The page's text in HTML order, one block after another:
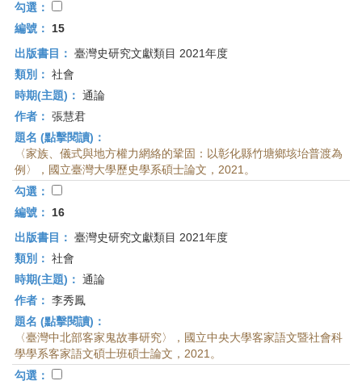
勾選：
編號：
15
出版書目： 臺灣史研究文獻類目 2021年度
類別： 社會
時期(主題)： 通論
作者： 張慧君
題名 (點擊閱讀)：
〈家族、儀式與地方權力網絡的鞏固：以彰化縣竹塘鄉垓坮普渡為
例〉，國立臺灣大學歷史學系碩士論文，2021。
勾選：
編號：
16
出版書目： 臺灣史研究文獻類目 2021年度
類別： 社會
時期(主題)： 通論
作者： 李秀鳳
題名 (點擊閱讀)：
〈臺灣中北部客家鬼故事研究〉，國立中央大學客家語文暨社會科
學學系客家語文碩士班碩士論文，2021。
勾選：